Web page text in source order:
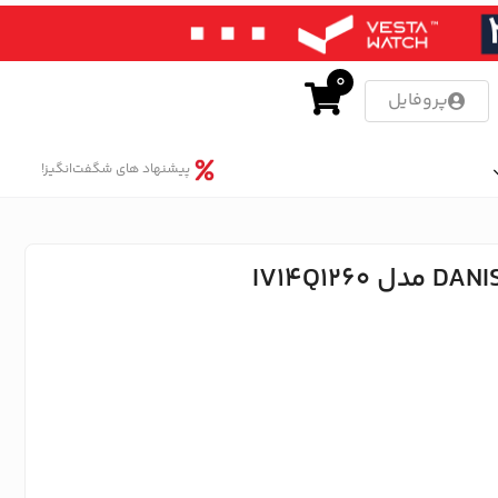
پروفایل
0
پیشنهاد های شگفت‌انگیز!